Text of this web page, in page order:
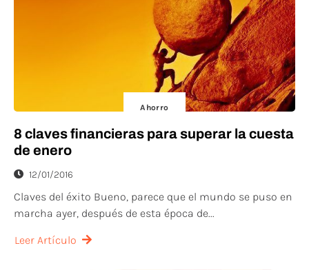
Ahorro
8 claves financieras para superar la cuesta
de enero
12/01/2016
Claves del éxito Bueno, parece que el mundo se puso en
marcha ayer, después de esta época de...
Leer Artículo